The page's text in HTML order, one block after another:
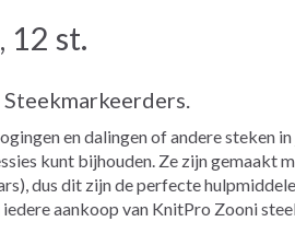
12 st.
en dalingen of andere steken
kunt bijhouden. Ze zijn gemaakt
dus dit zijn de perfecte
aankoop van KnitPro Zooni